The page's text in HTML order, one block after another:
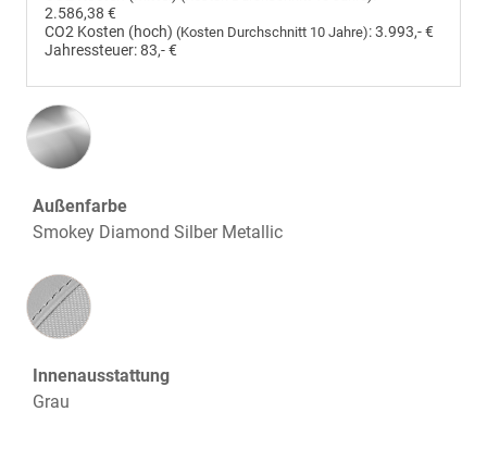
2.586,38 €
CO2 Kosten (hoch) (Kosten Durchschnitt 10 Jahre):3.993,- €
Jahressteuer:83,- €
Außenfarbe
Smokey Diamond Silber Metallic
Innenausstattung
Innenausstattung
Grau